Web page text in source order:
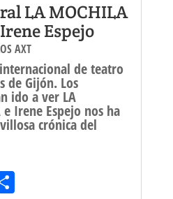
LA MOCHILA
Espejo
AXT
de teatro
de Gijón. Los
ido a ver LA
e Irene Espejo nos ha
crónica del
Sh